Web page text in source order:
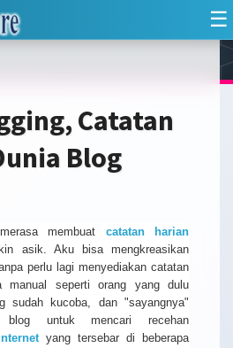
☰
Catatan
Blog
membuat catatan harian
asik. Aku bisa mengkreasikan
perlu lagi menyediakan catatan
manual seperti orang yang dulu
sudah kucoba, dan "sayangnya"
blog untuk mencari recehan
yang tersebar di beberapa